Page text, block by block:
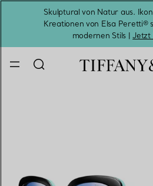
Skulptural von Natur aus.
Kreationen von Elsa Peretti®
modernen Stils |Jetzt